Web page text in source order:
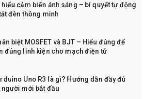
cảm biến ánh sáng – bí quyết tự động
đèn thông minh
biệt MOSFET và BJT – Hiểu đúng để
đúng linh kiện cho mạch điện tử
Uno R3 là gì? Hướng dẫn đầy đủ
người mới bắt đầu